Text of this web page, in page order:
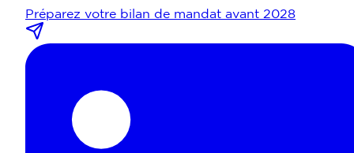
Préparez votre bilan de mandat avant 2028